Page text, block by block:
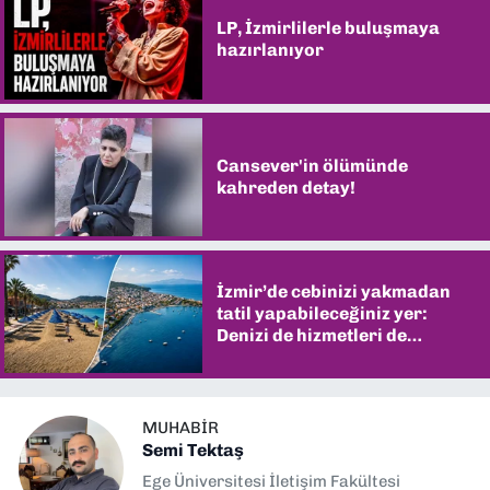
LP, İzmirlilerle buluşmaya
hazırlanıyor
Cansever'in ölümünde
kahreden detay!
İzmir’de cebinizi yakmadan
tatil yapabileceğiniz yer:
Denizi de hizmetleri de
MUHABIR
Semi Tektaş
Ege Üniversitesi İletişim Fakültesi